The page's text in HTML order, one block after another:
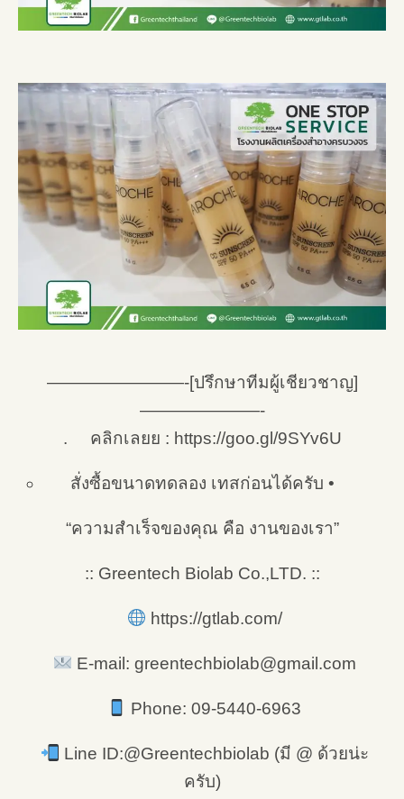
————————-[ปรึกษาทีมผู้เชียวชาญ]
———————-
. คลิกเลยย : https://goo.gl/9SYv6U
สั่งซื้อขนาดทดลอง เทสก่อนได้ครับ •
“ความสำเร็จของคุณ คือ งานของเรา”
:: Greentech Biolab Co.,LTD. ::
https://gtlab.com/
E-mail: greentechbiolab@gmail.com
Phone: 09-5440-6963
Line ID:@Greentechbiolab (มี @ ด้วยน่ะ
ครับ)